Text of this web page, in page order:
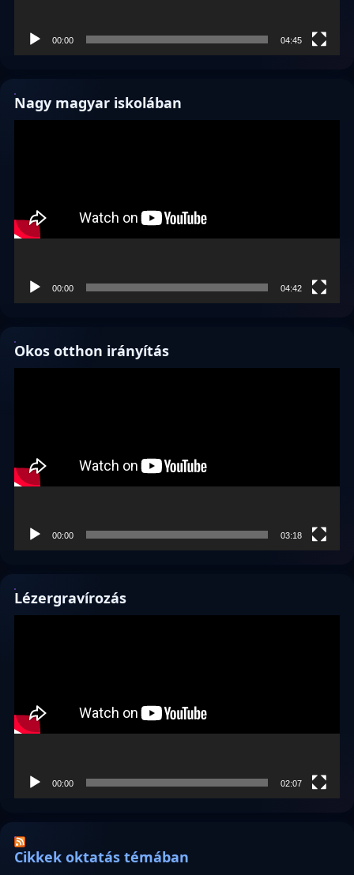
00:00 04:45
Nagy magyar iskolában
00:00 04:42
Okos otthon irányítás
00:00 03:18
Lézergravírozás
00:00 02:07
Cikkek oktatás témában